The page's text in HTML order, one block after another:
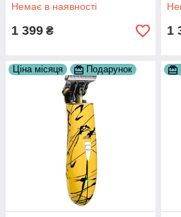
Немає в наявності
1 399 ₴ 1
Ціна місяця Подарунок